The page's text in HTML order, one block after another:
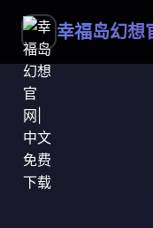
幸福岛幻想